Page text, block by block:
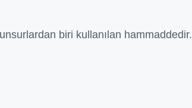
biri kullanılan hammaddedir.